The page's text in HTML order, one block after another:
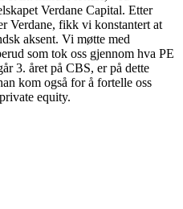
Verdane Capital. Etter
Verdane, fikk vi konstantert at
aksent. Vi møtte med
som tok oss gjennom hva PE
3. året på CBS, er på dette
kom også for å fortelle oss
equity.